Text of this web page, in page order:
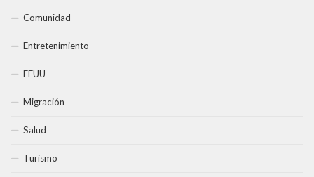
Comunidad
Entretenimiento
EEUU
Migración
Salud
Turismo